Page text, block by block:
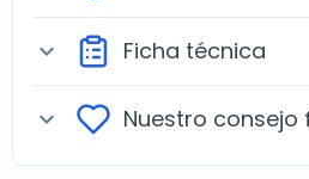
expand_more Ficha técnica
expand_more Nuestro